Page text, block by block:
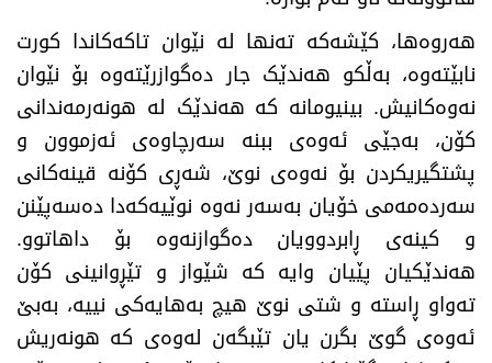
هەروەها، کێشەکە تەنها لە نێوان تاکەکاندا کورت
نابێتەوە، بەڵکو هەندێک جار دەگوازرێتەوە بۆ نێوان
نەوەکانیش. بینیومانە کە هەندێک لە هونەرمەندانی
کۆن، بەجێی ئەوەی ببنە سەرچاوەی ئەزموون و
پشتگیریکردن بۆ نەوەی نوێ، شەڕی کۆنە قینەکانی
سەردەمەمی خۆیان بەسەر نەوە نوێیەکەدا دەسەپێنن
و کینەی ڕابردوویان دەگوازنەوە بۆ داهاتوو.
هەندێکیان پێیان وایە کە شێواز و تێڕوانینی کۆن
تەواو ڕاستە و شتی نوێ هیچ بەهایەکی نییە، بەبێ
ئەوەی گوێ بگرن یان تێبگەن لەوەی کە هونەریش